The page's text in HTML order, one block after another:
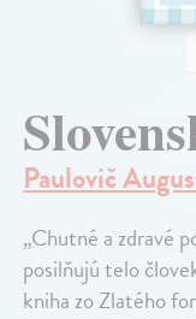
Paulovič
„Chutné a zdravé
posilňujú telo
kniha zo Zlatého